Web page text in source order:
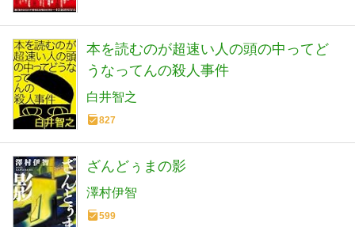
本を読むのが超速い人の頭の中ってど
うなってんの殺人事件
白井智之
827
ざんどぅまの影
澤村伊智
599